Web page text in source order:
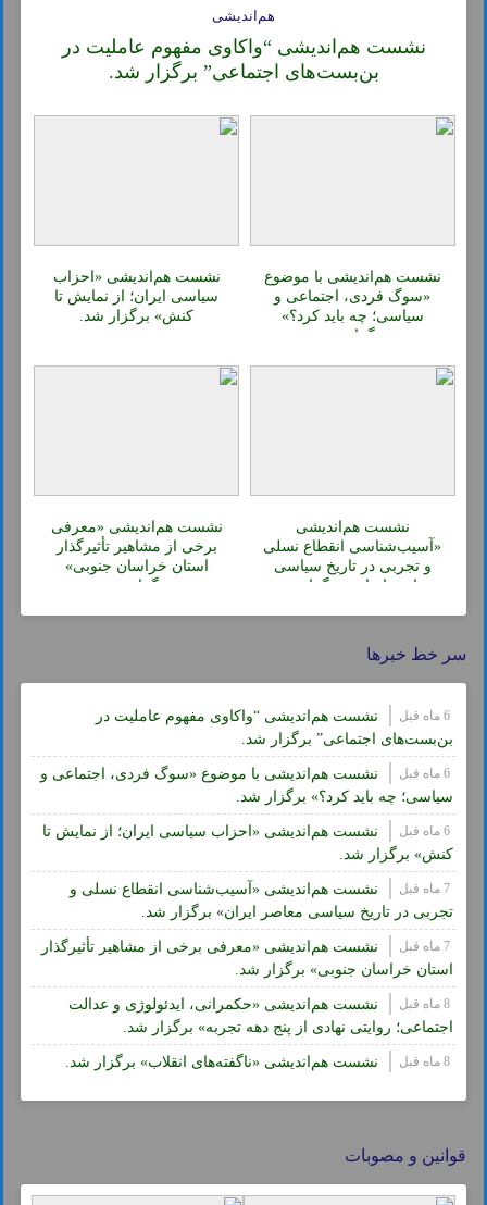
هم‌اندیشی
نشست هم‌اندیشی “واکاوی مفهوم عاملیت در
بن‌بست‌های اجتماعی” برگزار شد.
نشست هم‌اندیشی با موضوع
«سوگ فردی، اجتماعی و
سیاسی؛ چه باید کرد؟»
برگزار شد.
نشست هم‌اندیشی «احزاب
سیاسی ایران؛ از نمایش تا
کنش» برگزار شد.
نشست هم‌اندیشی
«آسیب‌شناسی انقطاع نسلی
و تجربی در تاریخ سیاسی
معاصر ایران» برگزار شد.
نشست هم‌اندیشی «معرفی
برخی از مشاهیر تأثیرگذار
استان خراسان جنوبی»
برگزار شد.
سر خط خبرها
نشست هم‌اندیشی “واکاوی مفهوم عاملیت در
بن‌بست‌های اجتماعی” برگزار شد.
نشست هم‌اندیشی با موضوع «سوگ فردی، اجتماعی و
سیاسی؛ چه باید کرد؟» برگزار شد.
نشست هم‌اندیشی «احزاب سیاسی ایران؛ از نمایش تا
کنش» برگزار شد.
نشست هم‌اندیشی «آسیب‌شناسی انقطاع نسلی و
تجربی در تاریخ سیاسی معاصر ایران» برگزار شد.
نشست هم‌اندیشی «معرفی برخی از مشاهیر تأثیرگذار
استان خراسان جنوبی» برگزار شد.
نشست هم‌اندیشی «حکمرانی، ایدئولوژی و عدالت
اجتماعی؛ روایتی نهادی از پنج دهه تجربه» برگزار شد.
نشست هم‌اندیشی «ناگفته‌های انقلاب» برگزار شد.
قوانین و مصوبات